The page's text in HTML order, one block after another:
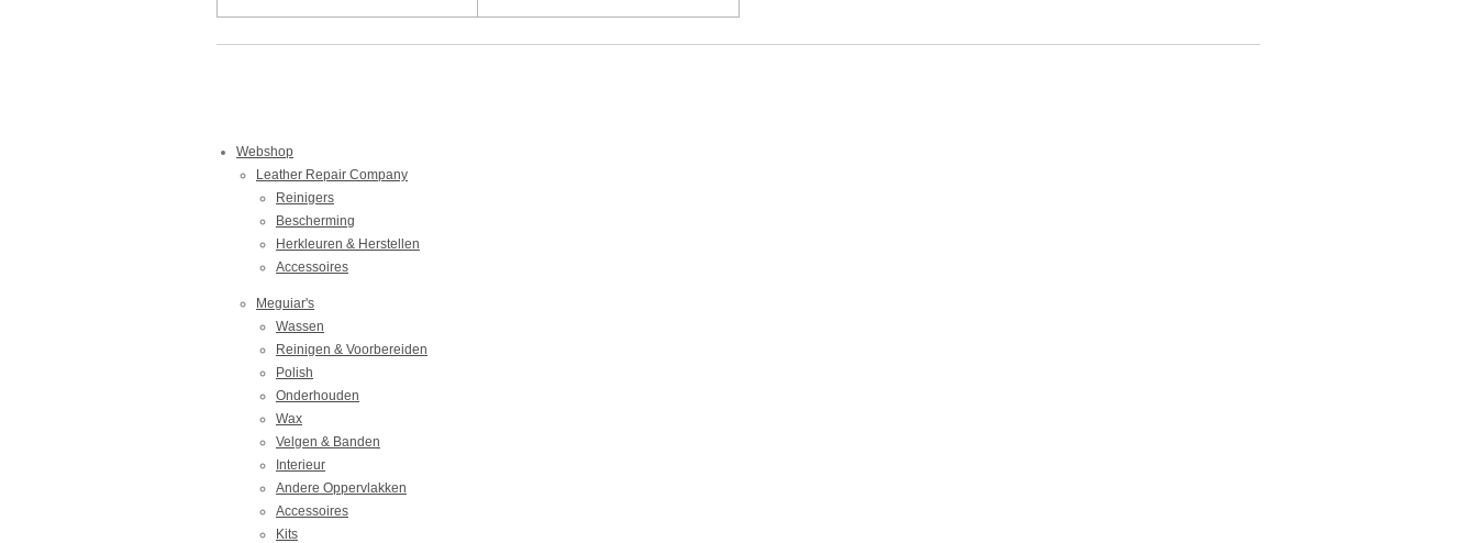
Webshop
Leather Repair Company
Reinigers
Bescherming
Herkleuren & Herstellen
Accessoires
Meguiar's
Wassen
Reinigen & Voorbereiden
Polish
Onderhouden
Wax
Velgen & Banden
Interieur
Andere Oppervlakken
Accessoires
Kits